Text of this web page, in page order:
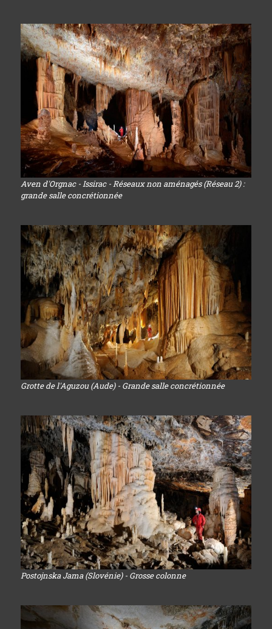
Aven d'Orgnac - Issirac - Réseaux non aménagés (Réseau 2) :
grande salle concrétionnée
Grotte de l'Aguzou (Aude) - Grande salle concrétionnée
Postojnska Jama (Slovénie) - Grosse colonne